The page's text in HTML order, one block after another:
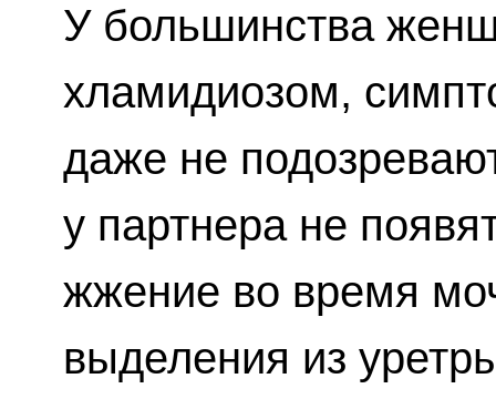
У большинства
хламидиозом,
даже не
у партнера не
жжение во время
выделения из